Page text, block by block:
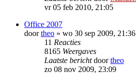
vr 05 feb 2010, 21:05
Office 2007
doortheo » wo 30 sep 2009, 21:36
11 Reacties
8165 Weergaves
Laatste berichtdoortheo
zo 08 nov 2009, 23:09